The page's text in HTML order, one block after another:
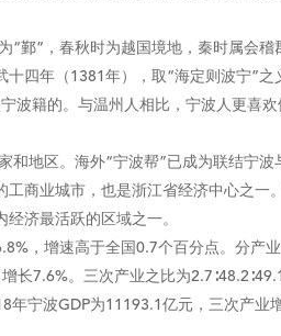
”，春秋时为越国境地，秦时属会稽
四年（1381年），取“海定则波宁”
籍的。与温州人相比，宁波人更喜欢
区。海外“宁波帮”已成为联结宁波
业城市，也是浙江省经济中心之一
济最活跃的区域之一。
增速高于全国0.7个百分点。分产
7.6%。三次产业之比为
宁波GDP为11193.1亿元，三次产业